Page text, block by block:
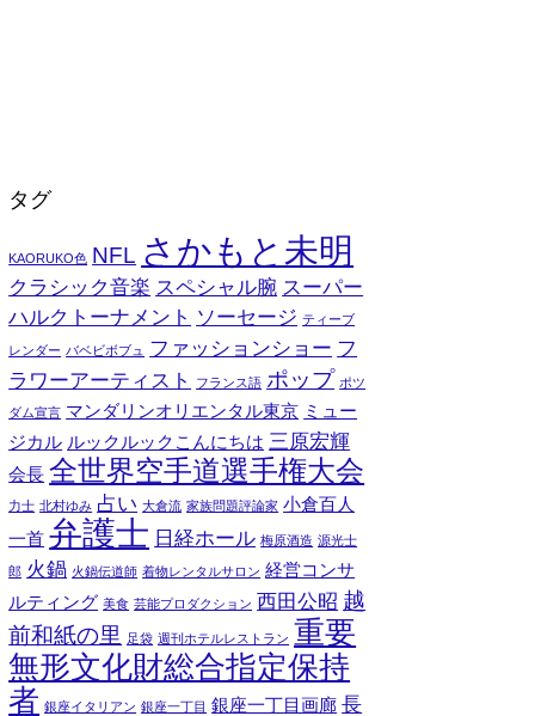
タグ
KAORUKO色 NFL さかもと未明
クラシック音楽 スペシャル腕 スーパー
ハルクトーナメント ソーセージ ティーブ
レンダー バベビボブュ ファッションショー フ
ラワーアーティスト
フランス語 ポップ ポツ
ダム宣言 マンダリンオリエンタル東京 ミュー
ジカル ルックルックこんにちは 三原宏輝
会長 全世界空手道選手権大会
力士 北村ゆみ 占い 大倉流 家族問題評論家 小倉百人
一首 弁護士 日経ホール 梅原酒造 源光士
郎 火鍋 火鍋伝道師 着物レンタルサロン 経営コンサ
ルティング 美食 芸能プロダクション 西田公昭 越
前和紙の里 足袋 週刊ホテルレストラン 重要
無形文化財総合指定保持
者 銀座イタリアン 銀座一丁目 銀座一丁目画廊 長